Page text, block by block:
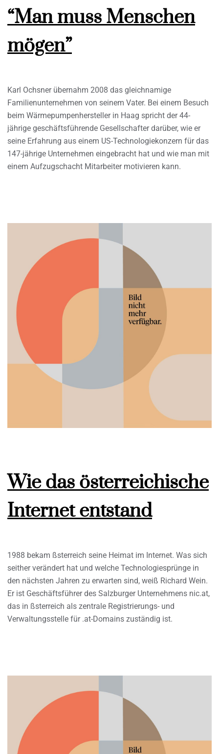
“Man muss Menschen
mögen”
Karl Ochsner übernahm 2008 das gleichnamige
Familienunternehmen von seinem Vater. Bei einem Besuch
beim Wärmepumpenhersteller in Haag spricht der 44-
jährige geschäftsführende Gesellschafter darüber, wie er
seine Erfahrung aus einem US-Technologiekonzern für das
147-jährige Unternehmen eingebracht hat und wie man mit
einem Aufzugschacht Mitarbeiter motivieren kann.
Wie das österreichische
Internet entstand
1988 bekam ßsterreich seine Heimat im Internet. Was sich
seither verändert hat und welche Technologiesprünge in
den nächsten Jahren zu erwarten sind, weiß Richard Wein.
Er ist Geschäftsführer des Salzburger Unternehmens nic.at,
das in ßsterreich als zentrale Registrierungs- und
Verwaltungsstelle für .at-Domains zuständig ist.